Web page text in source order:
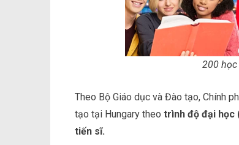
200
Theo Bộ Giáo dục và Đào tạo, Chính
tạo tại Hungary theo trình độ đại học
tiến sĩ.